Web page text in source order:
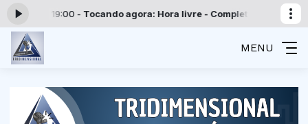
às 19:00 -Tocando agora: Hora livre - CompletoProgramação
MENU